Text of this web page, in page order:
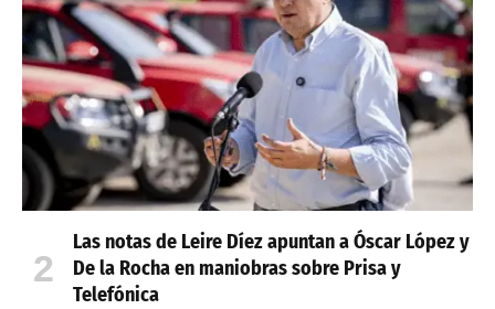
Las notas de Leire Díez apuntan a Óscar López y
De la Rocha en maniobras sobre Prisa y
Telefónica